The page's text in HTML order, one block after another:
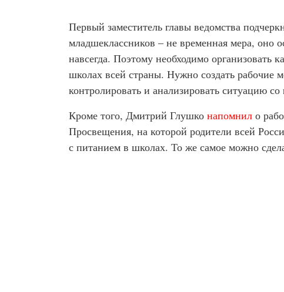
Первый заместитель главы ведомства
младшеклассников – не временная мера, оно
навсегда. Поэтому необходимо организовать
школах всей страны. Нужно создать рабочие
контролировать и анализировать ситуацию
Кроме того, Дмитрий Глушко напомнил о
Просвещения, на которой родители всей
с питанием в школах. То же самое можно